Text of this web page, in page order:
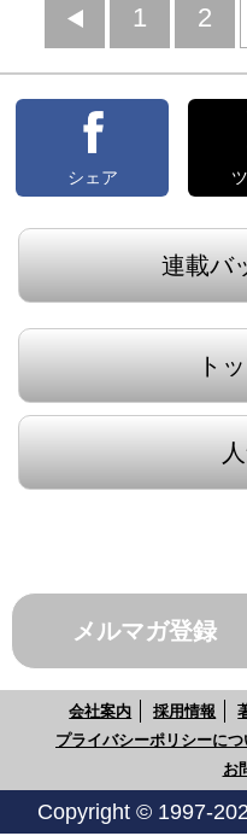
前
へ
1 2
シェア
連載バ
ト
メルマガ登録
会社案内 採用情報
プライバシーポリシーにつ
お
Copyright © 1997-